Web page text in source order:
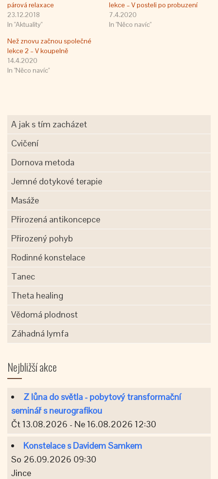
párová relaxace
23.12.2018
In "Aktuality"
lekce – V posteli po probuzení
7.4.2020
In "Něco navíc"
Než znovu začnou společné
lekce 2 – V koupelně
14.4.2020
In "Něco navíc"
A jak s tím zacházet
Cvičení
Dornova metoda
Jemné dotykové terapie
Masáže
Přirozená antikoncepce
Přirozený pohyb
Rodinné konstelace
Tanec
Theta healing
Vědomá plodnost
Záhadná lymfa
Nejbližší akce
Z lůna do světla - pobytový transformační
seminář s neurografikou
Čt 13.08.2026 - Ne 16.08.2026 12:30
Konstelace s Davidem Samkem
So 26.09.2026 09:30
Jince